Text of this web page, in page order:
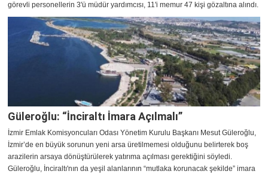
görevli personellerin 3'ü müdür yardımcısı, 11'i memur 47 kişi gözaltına alındı.
Güleroğlu: “İnciraltı İmara Açılmalı”
İzmir Emlak Komisyoncuları Odası Yönetim Kurulu Başkanı Mesut Güleroğlu,
İzmir’de en büyük sorunun yeni arsa üretilmemesi olduğunu belirterek boş
arazilerin arsaya dönüştürülerek yatırıma açılması gerektiğini söyledi.
Güleroğlu, İnciraltı'nın da yeşil alanlarının “mutlaka korunacak şekilde” imara